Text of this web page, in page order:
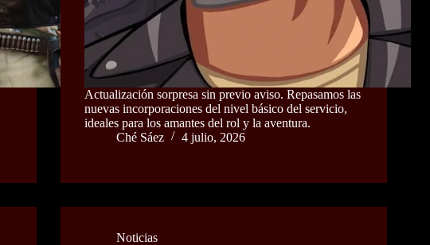
Actualización sorpresa sin previo aviso. Repasamos las
nuevas incorporaciones del nivel básico del servicio,
ideales para los amantes del rol y la aventura.
Ché Sáez
4 julio, 2026
Noticias